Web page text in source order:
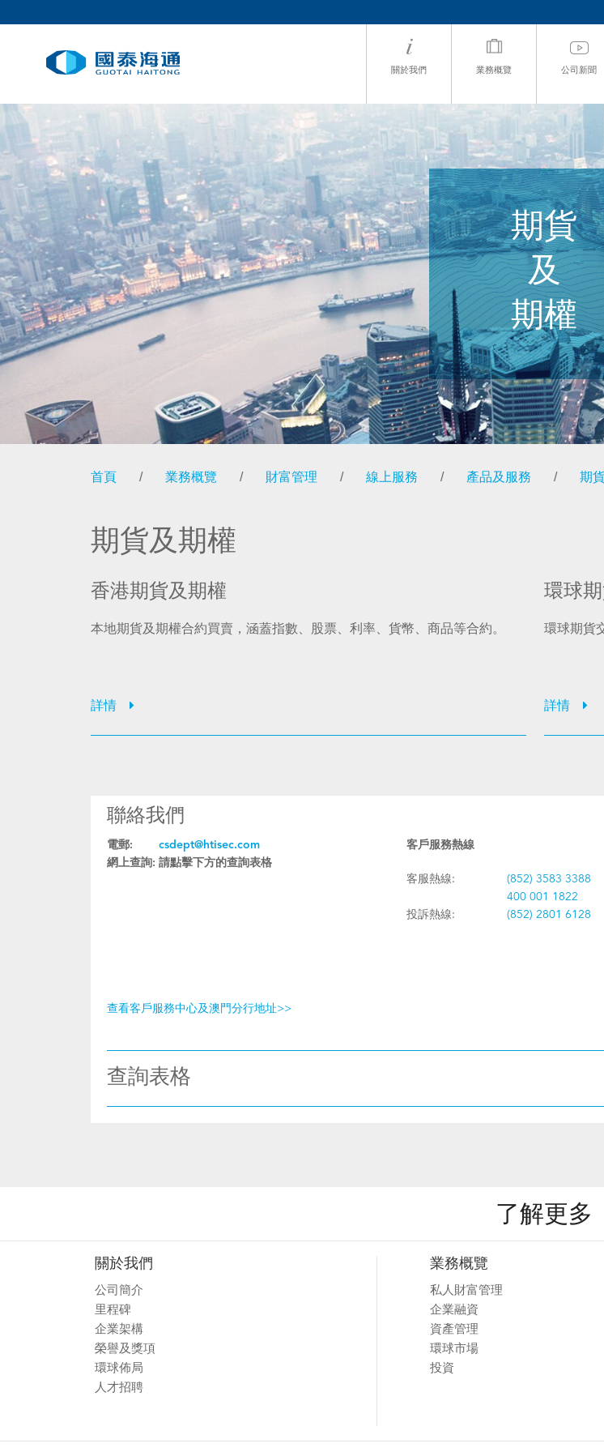
關於我們 業務概覽 公司新聞
期貨
及
期權
首頁 / 業務概覽 / 財富管理 / 線上服務 / 產品及服務 / 期
期貨及期權
香港期貨及期權
本地期貨及期權合約買賣，涵蓋指數、股票、利率、貨幣、商品等合約。
詳情
環球
環球期貨
詳情
聯絡我們
電郵:
csdept@htisec.com
網上查詢: 請點擊下方的查詢表格
客戶服務熱線
客服熱線:
(852) 3583 3388
400 001 1822
投訴熱線:
(852) 2801 6128
查看客戶服務中心及澳門分行地址>>
查詢表格
了解更多
關於我們
公司簡介
里程碑
企業架構
榮譽及獎項
環球佈局
人才招聘
業務概覽
私人財富管理
企業融資
資產管理
環球市場
投資